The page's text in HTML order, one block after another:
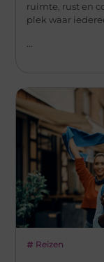
ruimte, rust en
plek waar
Reizen